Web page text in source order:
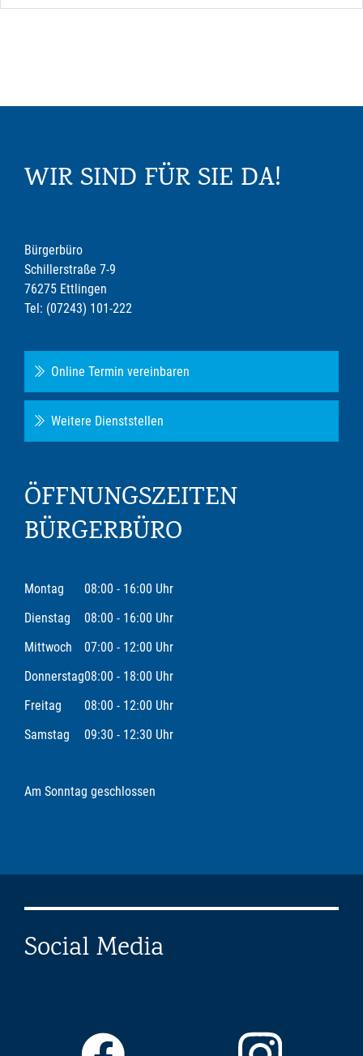
WIR SIND FÜR SIE DA!
Bürgerbüro
Schillerstraße 7-9
76275 Ettlingen
Tel: (07243) 101-222
Online Termin vereinbaren
Weitere Dienststellen
ÖFFNUNGSZEITEN
BÜRGERBÜRO
Montag
08:00 - 16:00 Uhr
Dienstag
08:00 - 16:00 Uhr
Mittwoch
07:00 - 12:00 Uhr
Donnerstag08:00 - 18:00 Uhr
Freitag
08:00 - 12:00 Uhr
Samstag
09:30 - 12:30 Uhr
Am Sonntag geschlossen
Social Media